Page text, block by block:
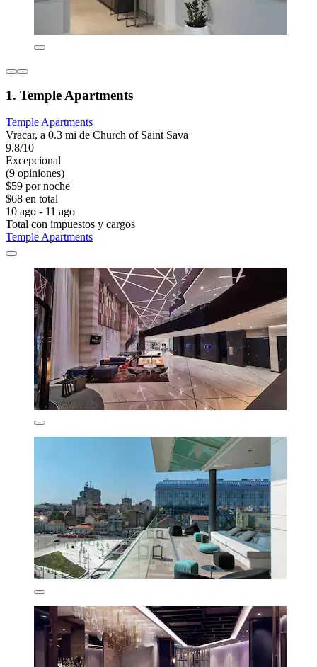
1. Temple Apartments
Temple Apartments
Vracar, a 0.3 mi de Church of Saint Sava
9.8/10
Excepcional
(9 opiniones)
$59 por noche
$68 en total
10 ago - 11 ago
Total con impuestos y cargos
Temple Apartments